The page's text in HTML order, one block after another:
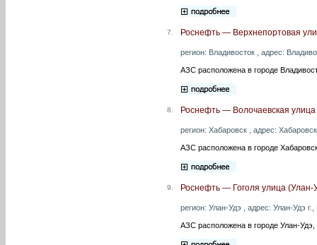
7. Роснефть — Верхнепортовая
регион: Владивосток , адрес:
АЗС расположена в городе
8. Роснефть — Волочаевская улица
регион: Хабаровск , адрес:
АЗС расположена в городе
9. Роснефть — Гоголя улица (Улан-
регион: Улан-Удэ , адрес: Улан-Удэ
АЗС расположена в городе Улан-Удэ,